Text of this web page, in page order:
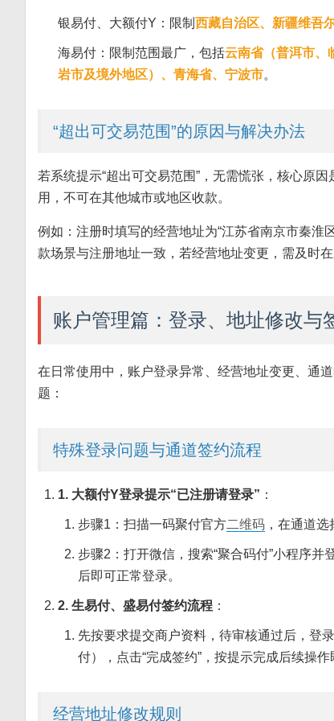
银易付、大额付Y：限制 西藏自治区、新疆维吾
海易付：限制范围最广，包括云南省（普洱市、
岩市及境外地区）、青海省、宁波市。
“超出可交易范围”的原因与解决办法
若系统提示“超出可交易范围”，无需慌张，核心原因
用，不可在其他城市或地区收款。
例如：注册时填写的经营地址为“江苏省南京市秦淮
款场景与注册地址一致，若经营地址变更，需及时
账户管理篇：登录、地址修改与
在日常使用中，账户登录异常、经营地址变更、通
题：
特殊登录问题与通道签约流程
1. 大额付Y登录提示“已注册请登录” ：
步骤1：扫描一码聚付官方二维码 ，在通道
步骤2：打开微信，搜索“聚合码付”小程序
后即可正常登录。
2. 生易付、盛易付签约流程 ：
先按要求提交商户资料，待审核通过后，登
付），点击“完成签约”，按提示完成后续操作
经营地址修改规则